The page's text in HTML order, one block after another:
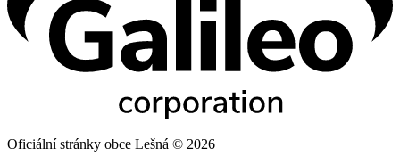
Oficiální stránky obce Lešná © 2026